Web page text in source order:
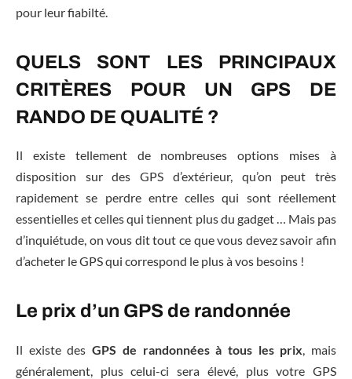
pour leur fiabilté.
QUELS SONT LES PRINCIPAUX
CRITÈRES POUR UN GPS DE
RANDO DE QUALITÉ ?
Il existe tellement de nombreuses options mises à
disposition sur des GPS d’extérieur, qu’on peut très
rapidement se perdre entre celles qui sont réellement
essentielles et celles qui tiennent plus du gadget … Mais pas
d’inquiétude, on vous dit tout ce que vous devez savoir afin
d’acheter le GPS qui correspond le plus à vos besoins !
Le prix d’un GPS de randonnée
Il existe desGPS de randonnées à tous les prix , mais
généralement, plus celui-ci sera élevé, plus votre GPS